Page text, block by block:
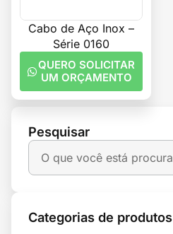
Pesquisar
Categorias de produtos
Cabo de Aço Inox –
Série 0160
QUERO SOLICITAR
UM ORÇAMENTO